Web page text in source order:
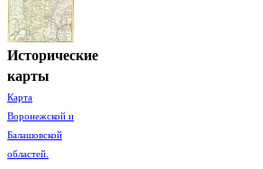
Исторические
карты
Карта
Воронежской и
Балашовской
областей.